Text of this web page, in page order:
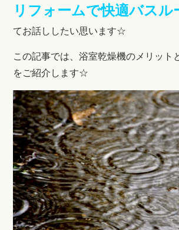
リフォームで快適バスル
てお話ししたい思います☆
この記事では、浴室乾燥機のメリット
をご紹介します☆